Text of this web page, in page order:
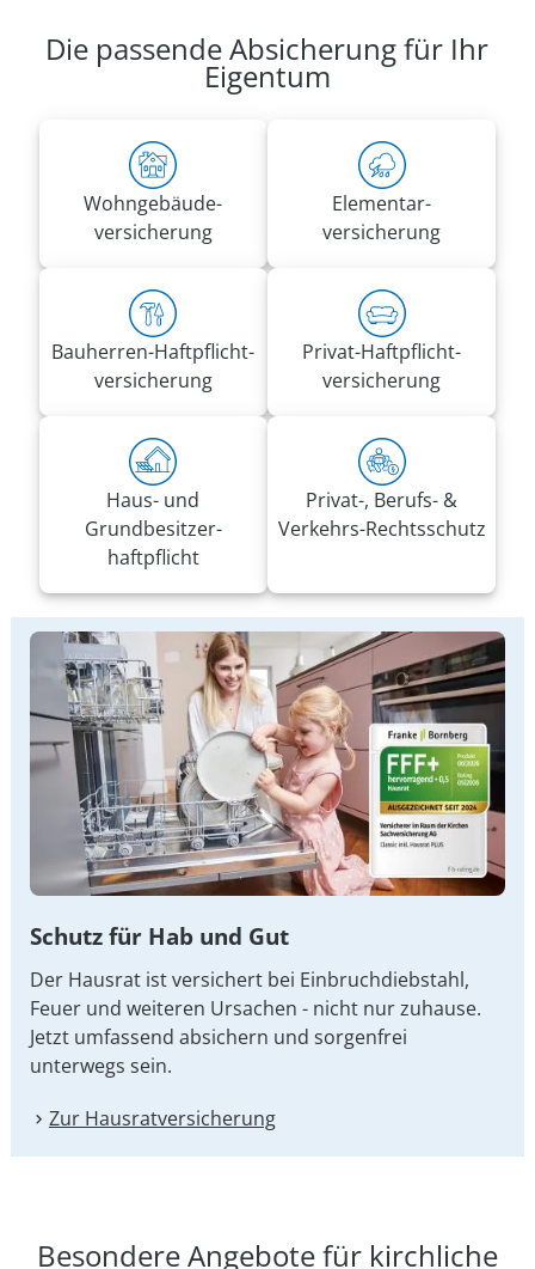
Die passende Absicherung für Ihr
Eigentum
Wohn­gebäude­
versicherung
Elementar­
versicherung
Bauherren-Haft­pflicht­
versicherung
Privat-Haft­pflicht­
versicherung
Haus- und
Grundbesitzer­
haftpflicht
Privat-, Berufs- &
Verkehrs-Rechtsschutz
Schutz für Hab und Gut
Der Hausrat ist versichert bei Einbruchdiebstahl,
Feuer und weiteren Ursachen - nicht nur zuhause.
Jetzt umfassend absichern und sorgenfrei
unterwegs sein.
Zur Hausrat­versicherung
Besondere Angebote für kirchliche